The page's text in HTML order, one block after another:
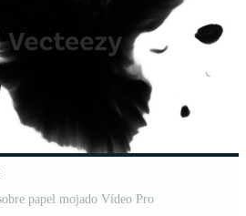
papel mojado Vídeo Pro